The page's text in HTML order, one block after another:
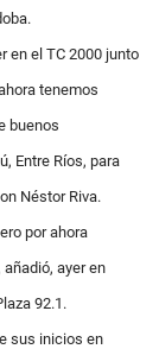
en el TC 2000 junto
tenemos
buenos
Entre Ríos, para
Néstor Riva.
por ahora
ayer en
92.1.
sus inicios en